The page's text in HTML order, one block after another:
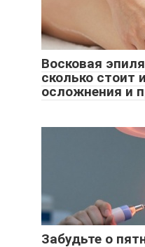
Восковая
сколько стоит
осложнения и
Забудьте о